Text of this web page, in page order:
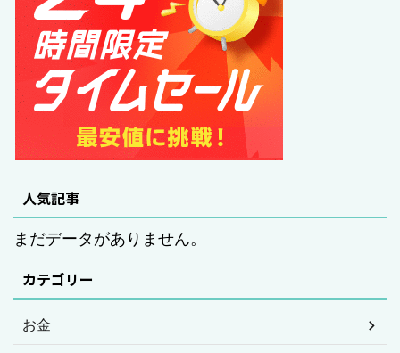
人気記事
まだデータがありません。
カテゴリー
お金